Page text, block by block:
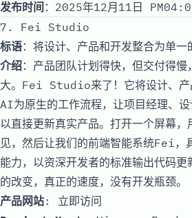
发布时间 ：2025年12月11日
7. Fei Studio
标语：将设计、产品和开发整合为单
介绍：产品团队计划得快，但交付得
大。Fei Studio来了！它将设计、产
AI为原生的工作流程，让项目经理、
以直接更新真实产品。打开一个屏幕
见，然后让我们的前端智能系统Fei，
能力，以资深开发者的标准输出代码
的改变，真正的速度，没有开发瓶颈。
产品网站: 立即访问